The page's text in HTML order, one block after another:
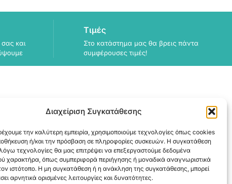
Διαχείριση Συγκατάθεσης
την καλύτερη εμπειρία, χρησιμοποιούμε τεχνολογίες όπως cookies
ή/και την πρόσβαση σε πληροφορίες συσκευών. Η συγκατάθεση
λόγω τεχνολογίες θα μας επιτρέψει να επεξεργαστούμε δεδομένα
χαρακτήρα, όπως συμπεριφορά περιήγησης ή μοναδικά αναγνωριστικά
ιστότοπο. Η μη συγκατάθεση ή η ανάκληση της συγκατάθεσης, μπορεί
αρνητικά ορισμένες λειτουργίες και δυνατότητες.
σας και
Τιμές
Στο κατάστημα μας θα βρεις πάντα
συμφέρουσες τιμές!
ΑΠΟΣΤΟΛΗ
ΕΞΟΦΛΗΣΗ